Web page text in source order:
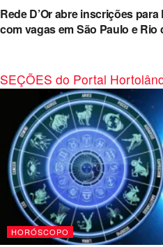
Rede D’Or abre inscrições
com vagas em São Paulo e Rio
SEÇÕES do Portal
HORÓSCOPO